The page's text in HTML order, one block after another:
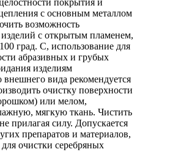
с основным металлом
возможность
с открытым пламенем,
град. С, использование для
абразивных и грубых
изделиям
внешнего вида рекомендуется
очистку поверхности
или мелом,
мягкую ткань. Чистить
прилагая силу. Допускается
препаратов и материалов,
очистки серебряных